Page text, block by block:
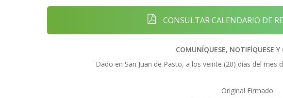
CONSULTAR CALENDARIO DE
COMUNÍQUESE, NOTIFÍQUESE Y
Dado en San Juan de Pasto, a los veinte (20) días del mes
Original Firmado